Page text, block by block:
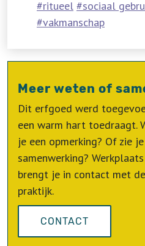
ritueel sociaal
vakmanschap
Meer weten of
Dit erfgoed werd
een warm hart toedraagt.
je een opmerking? Of zie
samenwerking?
brengt je in contact met
praktijk.
CONTACT